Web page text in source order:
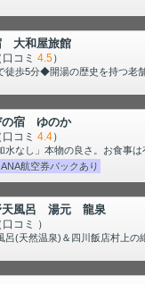
大和屋旅館
口コミ 4.5）
歩5分◆開湯の歴史を持つ老
の宿 ゆのか
口コミ 4.4）
水なし」本物の良さ。お食
ANA航空券パックあり
天風呂 湯元 龍泉
口コミ ）
呂(天然温泉)＆四川飯店村上の